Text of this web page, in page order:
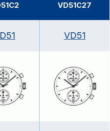
VD51C27
VD51